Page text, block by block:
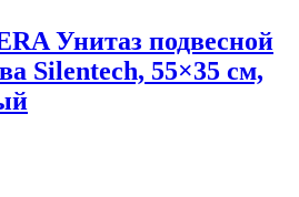
Унитаз подвесной
Silentech, 55×35 см,